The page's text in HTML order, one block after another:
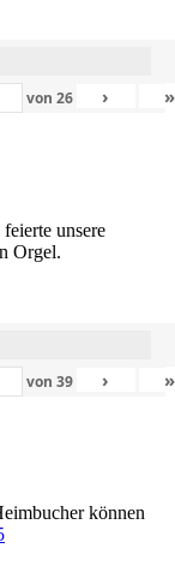
von 26 › »
unsere
Orgel.
von 39 › »
können